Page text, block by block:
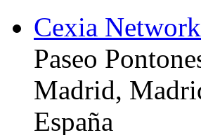
Cexia
Paseo
Madrid,
España